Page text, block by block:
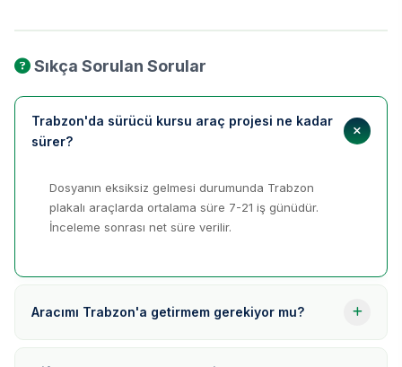
Sıkça Sorulan Sorular
Trabzon'da sürücü kursu araç projesi ne kadar
sürer?
Dosyanın eksiksiz gelmesi durumunda Trabzon
plakalı araçlarda ortalama süre 7-21 iş günüdür.
İnceleme sonrası net süre verilir.
Aracımı Trabzon'a getirmem gerekiyor mu?